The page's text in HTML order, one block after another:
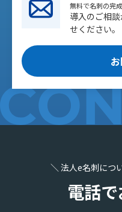
無料で名刺の完
導入のご相
せください。
＼ 法人e名刺につ
電話